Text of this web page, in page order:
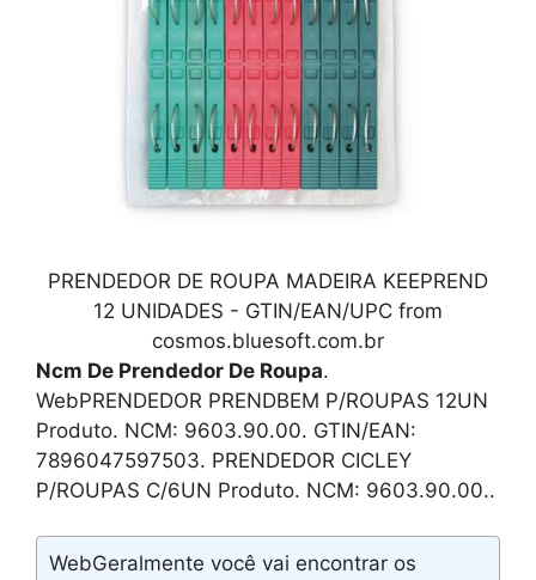
PRENDEDOR DE ROUPA MADEIRA KEEPREND
12 UNIDADES - GTIN/EAN/UPC from
cosmos.bluesoft.com.br
Ncm De Prendedor De Roupa.
WebPRENDEDOR PRENDBEM P/ROUPAS 12UN
Produto. NCM: 9603.90.00. GTIN/EAN:
7896047597503. PRENDEDOR CICLEY
P/ROUPAS C/6UN Produto. NCM: 9603.90.00..
WebGeralmente você vai encontrar os